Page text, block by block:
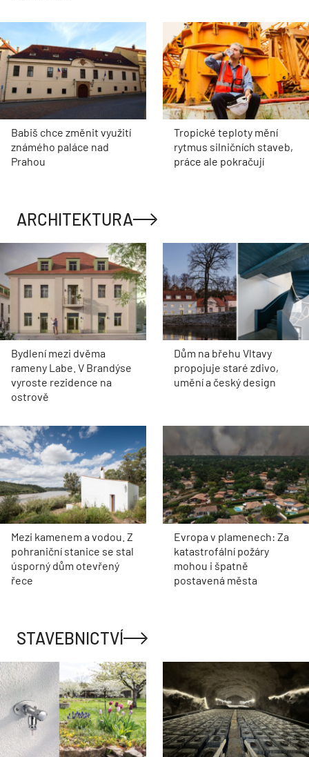
Babiš chce změnit využití
známého paláce nad
Prahou
Tropické teploty mění
rytmus silničních staveb,
práce ale pokračují
ARCHITEKTURA
Bydlení mezi dvěma
rameny Labe. V Brandýse
vyroste rezidence na
ostrově
Dům na břehu Vltavy
propojuje staré zdivo,
umění a český design
Mezi kamenem a vodou. Z
pohraniční stanice se stal
úsporný dům otevřený
řece
Evropa v plamenech: Za
katastrofální požáry
mohou i špatně
postavená města
STAVEBNICTVÍ